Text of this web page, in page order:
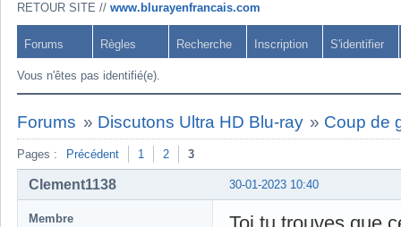
RETOUR SITE // www.blurayenfrancais.com
Forums Règles Recherche Inscription S'identifier
Vous n'êtes pas identifié(e).
Forums » Discutons Ultra HD Blu-ray » Coup de
Pages : Précédent 1 2 3
30-01-2023 10:40
Clement1138
Membre